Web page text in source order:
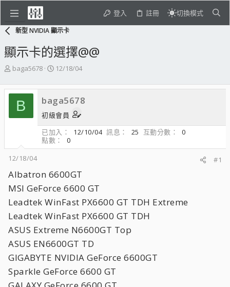
登入 註冊 切換模式
新型 NVIDIA 顯示卡
顯示卡的選擇@@
主
發
起
人
baga5678
開
日
期
12/18/04
B baga5678
初級會員
已加入
12/10/04 訊息 25 互動分數
0
點數
0
12/18/04
#1
Albatron 6600GT
MSI GeForce 6600 GT
Leadtek WinFast PX6600 GT TDH Extreme
Leadtek WinFast PX6600 GT TDH
ASUS Extreme N6600GT Top
ASUS EN6600GT TD
GIGABYTE NVIDIA GeForce 6600GT
Sparkle GeForce 6600 GT